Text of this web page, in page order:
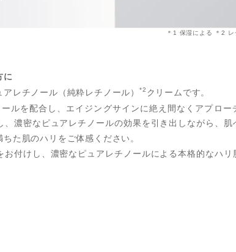
＊1 保湿による ＊2 レ
に
レチノール（純粋レチノール）*2 クリームです。
ルを配合し、エイジングサインに絶え間なくアプロー
濃密なピュアレチノールの効果を引き出しながら、肌
た肌のハリをご体感ください。
付けし、濃密なピュアレチノールによる本格的なハリ